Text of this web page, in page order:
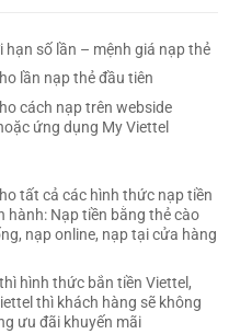
hạn số lần – mệnh giá nạp thẻ
lần nạp thẻ đầu tiên
cách nạp trên webside
ứng dụng My Viettel
tất cả các hình thức nạp tiền
hành: Nạp tiền bằng thẻ cào
nạp online, nạp tại cửa hàng
hình thức bắn tiền Viettel,
thì khách hàng sẽ không
ưu đãi khuyến mãi